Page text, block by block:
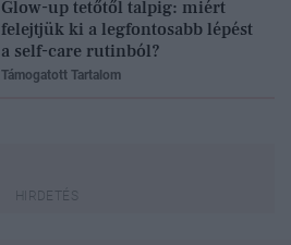
Glow-up tetőtől talpig: miért
felejtjük ki a legfontosabb lépést
a self-care rutinból?
Támogatott Tartalom